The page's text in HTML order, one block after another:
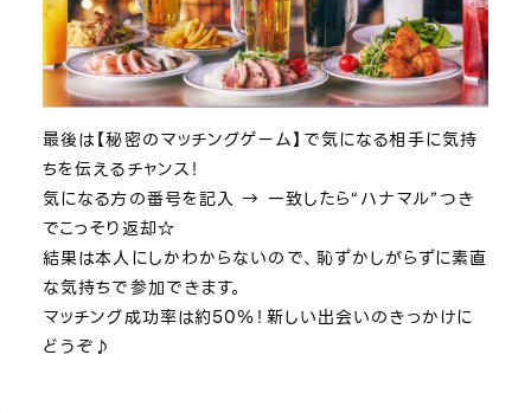
最後は【秘密のマッチングゲーム】で気になる相手に気持
ちを伝えるチャンス！
気になる方の番号を記入 → 一致したら“ハナマル”つき
でこっそり返却☆
結果は本人にしかわからないので、恥ずかしがらずに素直
な気持ちで参加できます。
マッチング成功率は約50％！新しい出会いのきっかけに
どうぞ♪